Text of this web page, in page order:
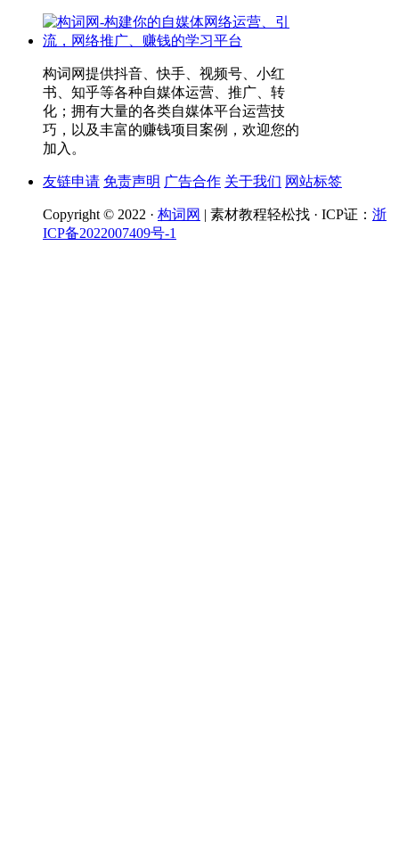
构词网提供抖音、快手、视频号、小红
书、知乎等各种自媒体运营、推广、转
化；拥有大量的各类自媒体平台运营技
巧，以及丰富的赚钱项目案例，欢迎您的
加入。
友链申请 免责声明 广告合作 关于我们 网站标签
Copyright © 2022 · 构词网 | 素材教程轻松找 · ICP证： 浙
ICP备2022007409号-1